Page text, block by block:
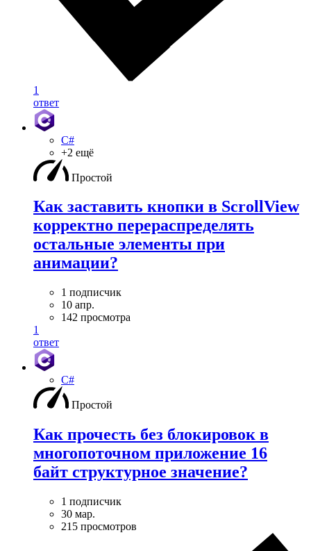
1
ответ
C#
+2 ещё
Простой
Как заставить кнопки в ScrollView
корректно перераспределять
остальные элементы при
анимации?
1 подписчик
10 апр.
142 просмотра
1
ответ
C#
Простой
Как прочесть без блокировок в
многопоточном приложение 16
байт структурное значение?
1 подписчик
30 мар.
215 просмотров